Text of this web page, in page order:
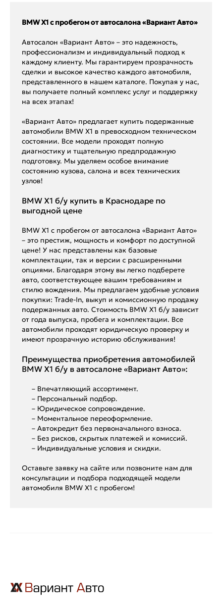
BMW X1 с пробегом от автосалона «Вариант Авто»
Автосалон «Вариант Авто» – это надежность,
профессионализм и индивидуальный подход к
каждому клиенту. Мы гарантируем прозрачность
сделки и высокое качество каждого автомобиля,
представленного в нашем каталоге. Покупая у нас,
вы получаете полный комплекс услуг и поддержку
на всех этапах!
«Вариант Авто» предлагает купить подержанные
автомобили BMW X1 в превосходном техническом
состоянии. Все модели проходят полную
диагностику и тщательную предпродажную
подготовку. Мы уделяем особое внимание
состоянию кузова, салона и всех технических
узлов!
BMW X1 б/у купить в Краснодаре по
выгодной цене
BMW X1 с пробегом от автосалона «Вариант Авто»
– это престиж, мощность и комфорт по доступной
цене! У нас представлены как базовые
комплектации, так и версии с расширенными
опциями. Благодаря этому вы легко подберете
авто, соответствующее вашим требованиям и
стилю вождения. Мы предлагаем удобные условия
покупки: Trade-In, выкуп и комиссионную продажу
подержанных авто. Стоимость BMW X1 б/у зависит
от года выпуска, пробега и комплектации. Все
автомобили проходят юридическую проверку и
имеют прозрачную историю обслуживания!
Преимущества приобретения автомобилей
BMW X1 б/у в автосалоне «Вариант Авто»:
– Впечатляющий ассортимент.
– Персональный подбор.
– Юридическое сопровождение.
– Моментальное переоформление.
– Автокредит без первоначального взноса.
– Без рисков, скрытых платежей и комиссий.
– Индивидуальные условия и скидки.
Оставьте заявку на сайте или позвоните нам для
консультации и подбора подходящей модели
автомобиля BMW X1 с пробегом!